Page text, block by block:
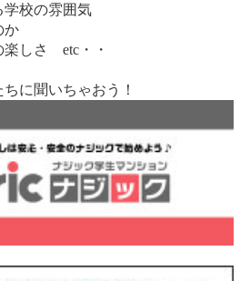
学校の雰囲気
か
楽しさ etc・・
に聞いちゃおう！